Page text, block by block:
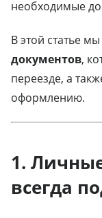
необходимые
В этой статье
документов,
переезде, а
оформлению.
1.
всегда